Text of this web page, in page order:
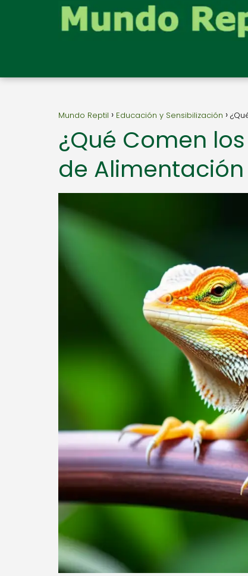
Mundo Reptil Educación y Sensibilización
¿Qué Comen
de